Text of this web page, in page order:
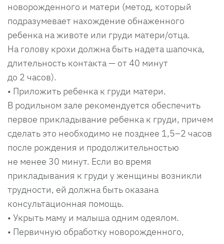
новорожденного и матери (метод, который
подразумевает нахождение обнаженного
ребенка на животе или груди матери/отца.
На голову крохи должна быть надета шапочка,
длительность контакта — от 40 минут
до 2 часов).
• Приложить ребенка к груди матери.
В родильном зале рекомендуется обеспечить
первое прикладывание ребенка к груди, причем
сделать это необходимо не позднее 1,5–2 часов
после рождения и продолжительностью
не менее 30 минут. Если во время
прикладывания к груди у женщины возникли
трудности, ей должна быть оказана
консультационная помощь.
• Укрыть маму и малыша одним одеялом.
• Первичную обработку новорожденного,